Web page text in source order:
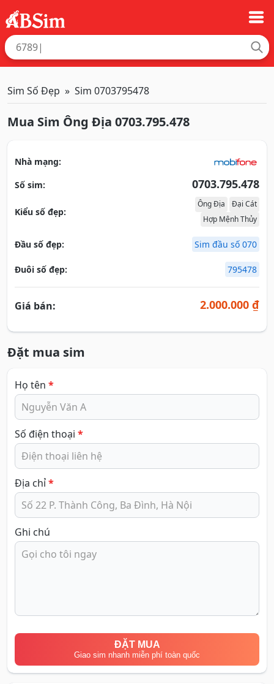
Sim Số Đẹp Sim 0703795478
Mua Sim Ông Địa 0703.795.478
Nhà mạng:
Số sim:
0703.795.478
Kiểu số đẹp:
Ông Địa
Đại Cát
Hợp Mệnh Thủy
Đầu số đẹp: Sim đầu số 070
Đuôi số đẹp: 795478
Giá bán: 2.000.000 ₫
Đặt mua sim
Họ tên *
Số điện thoại *
Địa chỉ*
Ghi chú
ĐẶT MUA
Giao sim nhanh miễn phí toàn quốc